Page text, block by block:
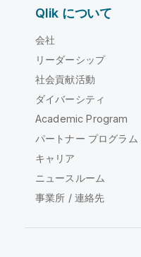
Qlik について
会社
リーダーシップ
社会貢献活動
ダイバーシティ
Academic Program
パートナー プログラム
キャリア
ニュースルーム
事業所 / 連絡先